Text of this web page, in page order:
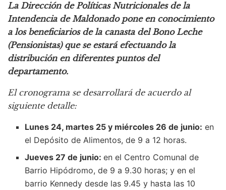
La Dirección de Políticas Nutricionales de la
Intendencia de Maldonado pone en conocimiento
a los beneficiarios de la canasta del Bono Leche
(Pensionistas) que se estará efectuando la
distribución en diferentes puntos del
departamento.
El cronograma se desarrollará de acuerdo al
siguiente detalle:
Lunes 24, martes 25 y miércoles 26 de junio: en
el Depósito de Alimentos, de 9 a 12 horas.
Jueves 27 de junio:en el Centro Comunal de
Barrio Hipódromo, de 9 a 9.30 horas; y en el
barrio Kennedy desde las 9.45 y hasta las 10